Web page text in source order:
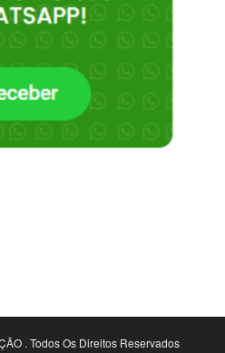
. Todos Os Direitos Reservados